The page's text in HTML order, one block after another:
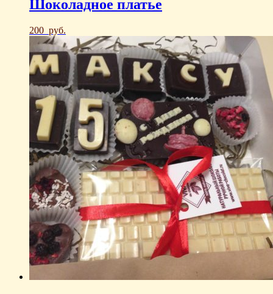
Шоколадное платье
200 руб.